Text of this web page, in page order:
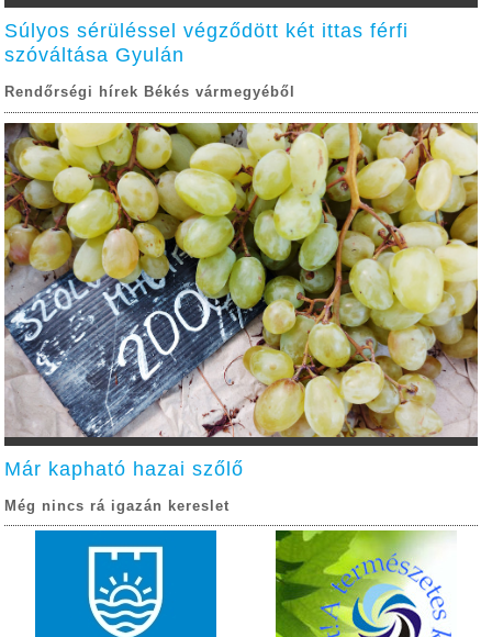
Súlyos sérüléssel végződött két ittas férfi
szóváltása Gyulán
Rendőrségi hírek Békés vármegyéből
Már kapható hazai szőlő
Még nincs rá igazán kereslet